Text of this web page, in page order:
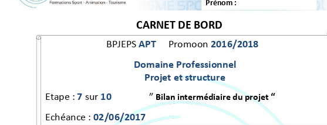
CARNET DE BORD
BPJEPS APT Promotion 2016/2018
Domaine Professionnel
Projet et structure
Etape : 7 sur 10 ” Bilan intermédiaire du projet “
Echéance : 02/06/2017
Prénom :